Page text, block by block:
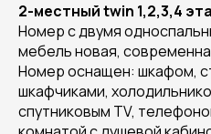
2-местный twin 1,2,3,4
Номер с двумя
мебель новая,
Номер оснащен: шкафом,
шкафчиками,
спутниковым TV,